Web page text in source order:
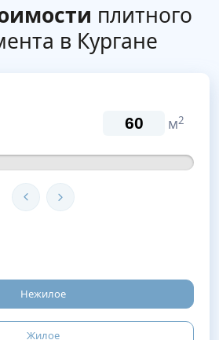
плитного
в Кургане
м2
Нежилое
Жилое